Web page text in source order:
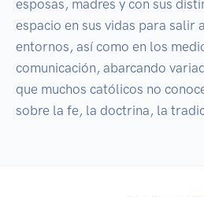
esposas, madres y con sus
espacio en sus vidas para salir
entornos, así como en los
comunicación, abarcando
que muchos católicos no
sobre la fe, la doctrina, la